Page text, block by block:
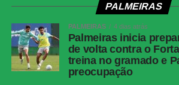
PALMEIRAS
PALMEIRAS 4 dias atrás
Palmeiras inicia
de volta contra o
treina no gramado e
preocupação